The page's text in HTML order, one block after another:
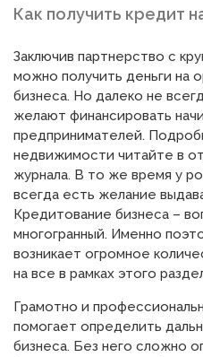
Как получить кредит
Заключив партнерство с
можно получить деньги на
бизнеса. Но далеко не
желают финансировать
предпринимателей.
недвижимости читайте в
журнала. В то же время у
всегда есть желание
Кредитование бизнеса –
многогранный. Именно
возникает огромное
на все в рамках этого
Грамотно и
помогает определить
бизнеса. Без него сложно